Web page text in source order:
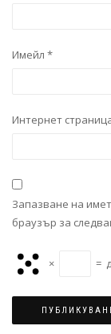
Имейл *
Интернет
Запазване на
браузър за
× =